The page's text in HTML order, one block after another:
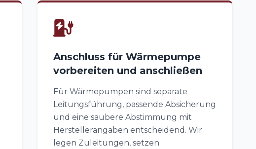
Anschluss für Wärmepumpe
vorbereiten und anschließen
Für Wärmepumpen sind separate
Leitungsführung, passende Absicherung
und eine saubere Abstimmung mit
Herstellerangaben entscheidend. Wir
legen Zuleitungen, setzen